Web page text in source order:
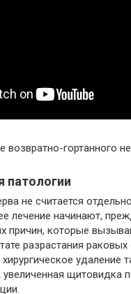
возвратно-гортанного
патологии
не считается
лечение начинают,
причин, которые
разрастания раковых
удаление
щитовидка